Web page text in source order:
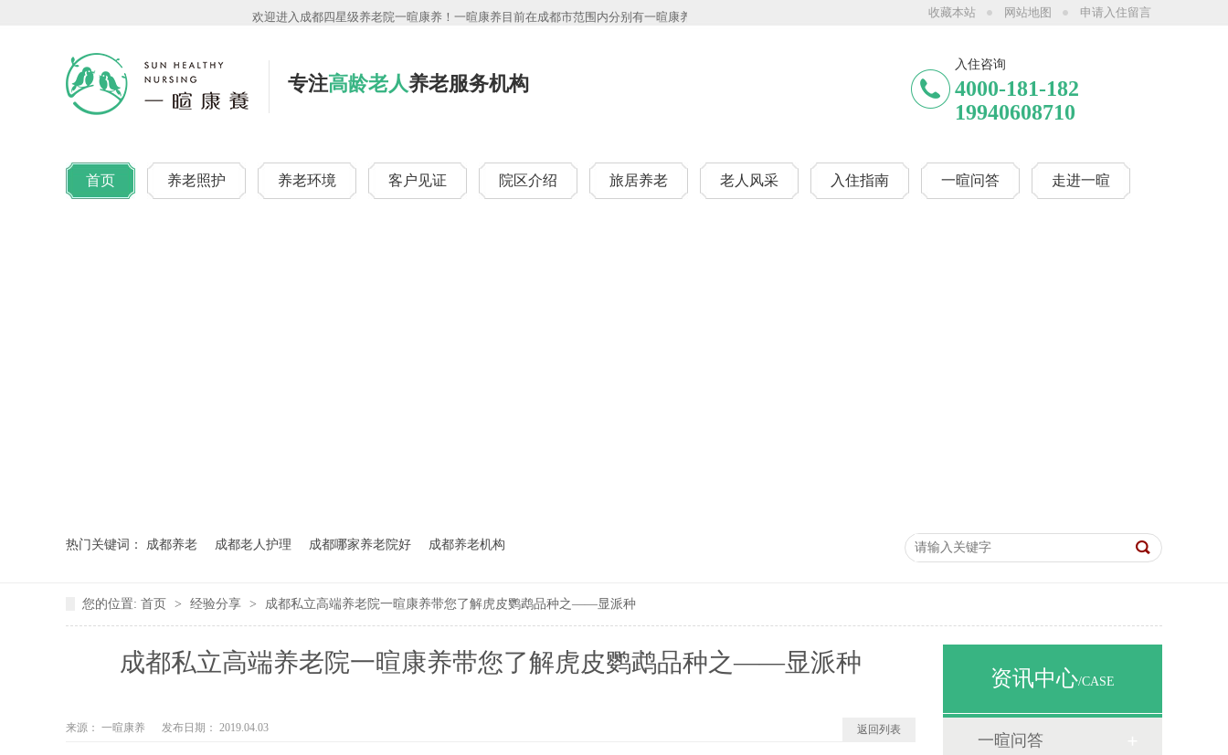
欢迎进入成都四星级养老院一暄康养！一暄康养目前在成都市范围内分别有一暄康养海洋公园（南门）院、一暄康养两河公园（西门）院、一暄天仁院、一暄和煦元，详情可咨询客服或拨
收藏本站 网站地图 申请入住留言
专注高龄老人养老服务机构
入住咨询
4000-181-182
19940608710
首页 养老照护 养老环境 客户见证 院区介绍 旅居养老 老人风采 入住指南 一暄问答 走进一暄
热门关键词： 成都养老 成都老人护理 成都哪家养老院好 成都养老机构
您的位置: 首页 > 经验分享 > 成都私立高端养老院一暄康养带您了解虎皮鹦鹉品种之——显派种
成都私立高端养老院一暄康养带您了解虎皮鹦鹉品种之——显派种
返回列表
来源： 一暄康养 发布日期： 2019.04.03
资讯中心/CASE
一暄问答